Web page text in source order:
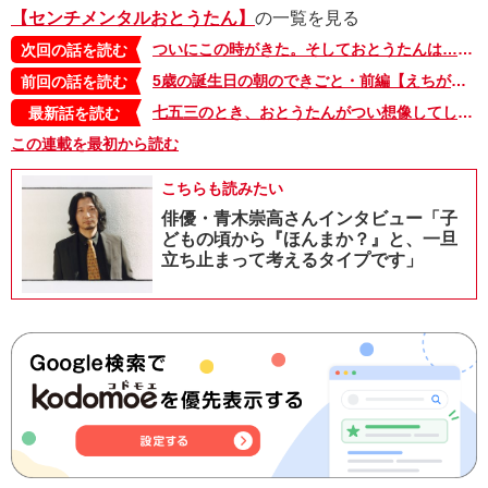
【センチメンタルおとうたん】 の一覧を見る
次回の話を読む
ついにこの時がきた。そしておとうたんは…【えちがわのりゆきの「センチメンタルおとうたん」・62】
前回の話を読む
5歳の誕生日の朝のできごと・前編【えちがわのりゆきの「センチメンタルおとうたん」・60】
最新話を読む
七五三のとき、おとうたんがつい想像してしまったのは……【えちがわのりゆきの「センチメンタルおとうたん」・七五三編】
この連載を最初から読む
こちらも読みたい
俳優・青木崇高さんインタビュー「子
どもの頃から『ほんまか？』と、一旦
立ち止まって考えるタイプです」